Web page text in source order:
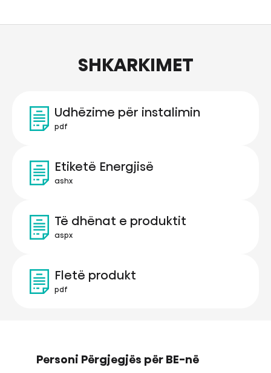
SHKARKIMET
Udhëzime për instalimin
pdf
Etiketë Energjisë
ashx
Të dhënat e produktit
aspx
Fletë produkt
pdf
Personi Përgjegjës për BE-në